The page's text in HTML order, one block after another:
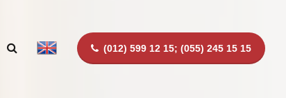
(012) 599 12 15; (055) 245 15 15